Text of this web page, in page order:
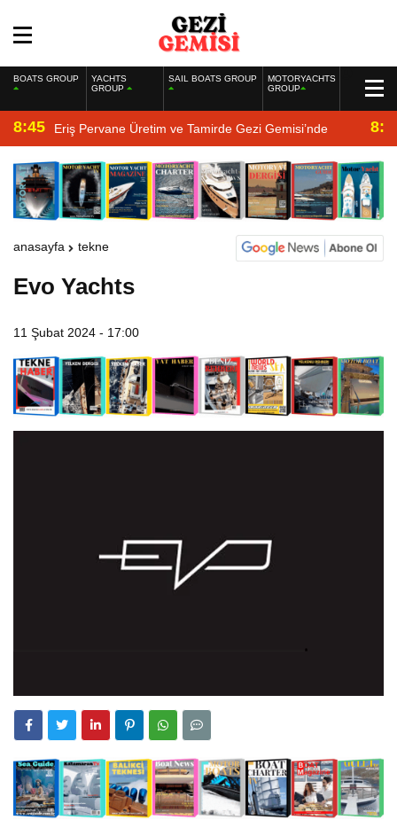
BOATS GROUP
YACHTS
GROUP
SAIL BOATS GROUP
MOTORYACHTS
GROUP
8:45 Eriş Pervane Üretim ve Tamirde Gezi Gemisi’nde
anasayfa tekne
Evo Yachts
11 Şubat 2024 - 17:00